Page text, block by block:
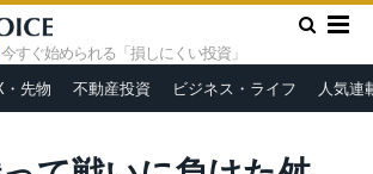
今すぐ始められる「損しにくい投資」
・先物 不動産投資 ビジネス・ライフ 人気連
ス »
勝負に勝って戦いに負けた舛添要一 品格
る挫折＝吉田繁治